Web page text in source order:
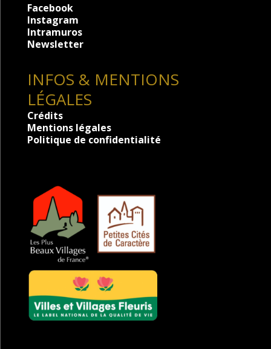
Facebook
Instagram
Intramuros
Newsletter
INFOS & MENTIONS
LÉGALES
Crédits
Mentions légales
Politique de confidentialité